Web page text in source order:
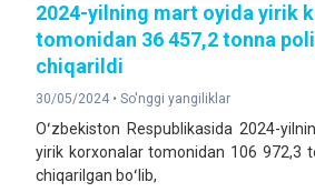
2024-yilning mart oyida yirik
tomonidan 36 457,2 tonna
chiqarildi
30/05/2024 • So'nggi yangiliklar
Oʻzbekiston Respublikasida 2024-
yirik korxonalar tomonidan 106 972,3
chiqarilgan boʻlib,